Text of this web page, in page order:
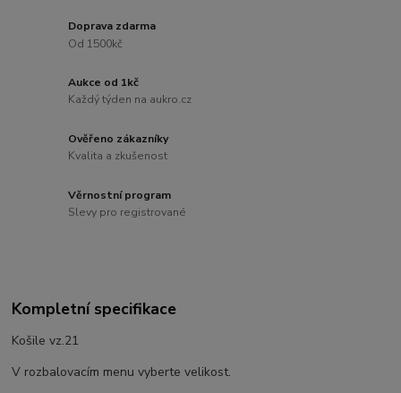
Doprava zdarma
Od 1500kč
Aukce od 1kč
Každý týden na aukro.cz
Ověřeno zákazníky
Kvalita a zkušenost
Věrnostní program
Slevy pro registrované
Kompletní specifikace
Košile vz.21
V rozbalovacím menu vyberte velikost.